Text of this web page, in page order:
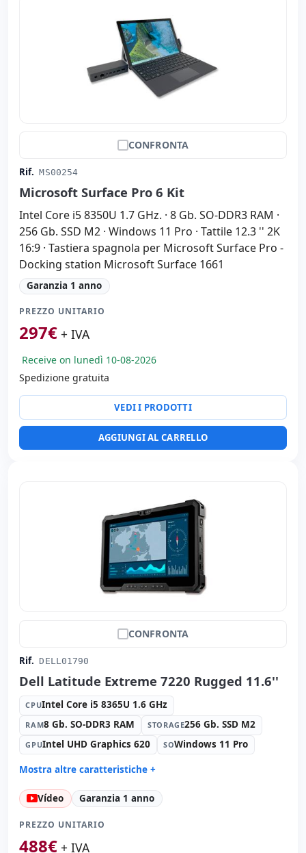
CONFRONTA
Rif. MS00254
Microsoft Surface Pro 6 Kit
Intel Core i5 8350U 1.7 GHz. · 8 Gb. SO-DDR3 RAM ·
256 Gb. SSD M2 · Windows 11 Pro · Tattile 12.3 '' 2K
16:9 · Tastiera spagnola per Microsoft Surface Pro -
Docking station Microsoft Surface 1661
Garanzia 1 anno
PREZZO UNITARIO
297€ + IVA
Receive on lunedì 10-08-2026
Spedizione gratuita
VEDI I PRODOTTI
AGGIUNGI AL CARRELLO
CONFRONTA
Rif. DELL01790
Dell Latitude Extreme 7220 Rugged 11.6''
CPUIntel Core i5 8365U 1.6 GHz
RAM8 Gb. SO-DDR3 RAM STORAGE256 Gb. SSD M2
GPUIntel UHD Graphics 620 SOWindows 11 Pro
Mostra altre caratteristiche +
Formato:
AIO
Suono: Realtek Audio
Carte: Rete:
Porte:
USB-C · USB 3.1
Vídeo Garanzia 1 anno
PREZZO UNITARIO
488€ + IVA